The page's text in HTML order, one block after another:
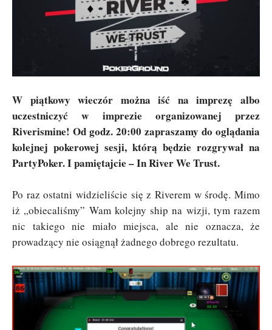
W piątkowy wieczór można iść na imprezę albo
uczestniczyć w imprezie organizowanej przez
Riverismine! Od godz. 20:00 zapraszamy do oglądania
kolejnej pokerowej sesji, którą będzie rozgrywał na
PartyPoker. I pamiętajcie – In River We Trust.
Po raz ostatni widzieliście się z Riverem w środę. Mimo
iż „obiecaliśmy” Wam kolejny ship na wizji, tym razem
nic takiego nie miało miejsca, ale nie oznacza, że
prowadzący nie osiągnął żadnego dobrego rezultatu.